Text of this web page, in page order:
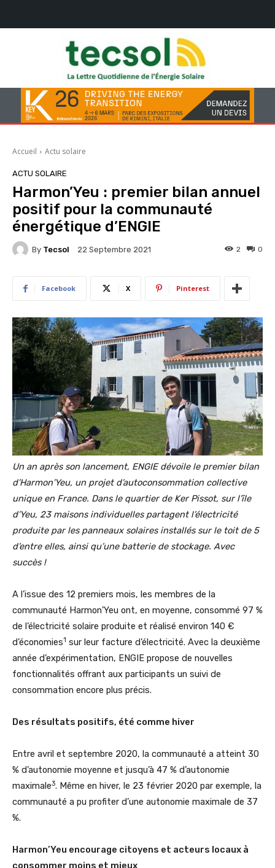
Accueil Actu solaire
ACTU SOLAIRE
Harmon’Yeu : premier bilan annuel
positif pour la communauté
énergétique d’ENGIE
By Tecsol 22 Septembre 2021 0
2
Facebook X Pinterest
Un an après son lancement, ENGIE dévoile le premier bilan
d’Harmon’Yeu, un projet d’autoconsommation collective
unique en France. Dans le quartier de Ker Pissot, sur l’île
d’Yeu, 23 maisons individuelles partagent l’électricité
produite par les panneaux solaires installés sur le toit de 5
d’entre elles, ainsi qu’une batterie de stockage. Avec
succès !
A l’issue des 12 premiers mois, les membres de la
communauté Harmon’Yeu ont, en moyenne, consommé 97 %
de l’électricité solaire produite et réalisé environ 140 €
d’économies1 sur leur facture d’électricité. Avec la deuxième
année d’expérimentation, ENGIE propose de nouvelles
fonctionnalités offrant aux participants un suivi de
consommation encore plus précis.
Des résultats positifs, été comme hiver
Entre avril et septembre 2020, la communauté a atteint 30
% d’autonomie moyenne et jusqu’à 47 % d’autonomie
maximale3. Même en hiver, le 23 février 2020 par exemple, la
communauté a pu profiter d’une autonomie maximale de 37
%.
Harmon’Yeu encourage citoyens et acteurs locaux à
consommer moins et mieux